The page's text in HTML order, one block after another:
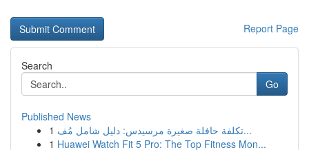
Report Page
Search
Go
Published News
1
تكلفة حافلة صغيرة مرسيدس: دليل شامل مُف...
1 Huawei Watch Fit 5 Pro: The Top Fitness Mon...